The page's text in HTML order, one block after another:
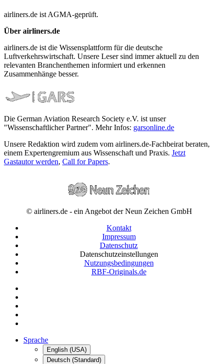
airliners.de ist AGMA-geprüft.
Über airliners.de
airliners.de ist die Wissensplattform für die deutsche
Luftverkehrswirtschaft. Unsere Leser sind immer aktuell zu den
relevanten Branchenthemen informiert und erkennen
Zusammenhänge besser.
Die German Aviation Research Society e.V. ist unser
"Wissenschaftlicher Partner". Mehr Infos: garsonline.de
Unsere Redaktion wird zudem vom airliners.de-Fachbeirat beraten,
einem Expertengremium aus Wissenschaft und Praxis. Jetzt
Gastautor werden, Call for Papers.
© airliners.de - ein Angebot der Neun Zeichen GmbH
Kontakt
Impressum
Datenschutz
Datenschutzeinstellungen
Nutzungsbedingungen
RBF-Originals.de
Sprache
English (USA)
Deutsch (Standard)